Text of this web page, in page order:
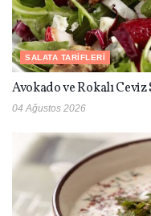
SALATA TARIFLERI
Avokado ve Rokalı Ceviz
04 Ağustos 2026